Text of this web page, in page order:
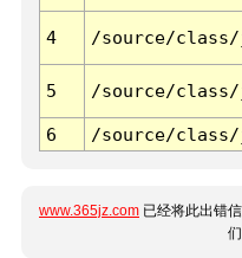
4 /source/
5 /source/
6 /source/
www.365jz.com 已经将此出错